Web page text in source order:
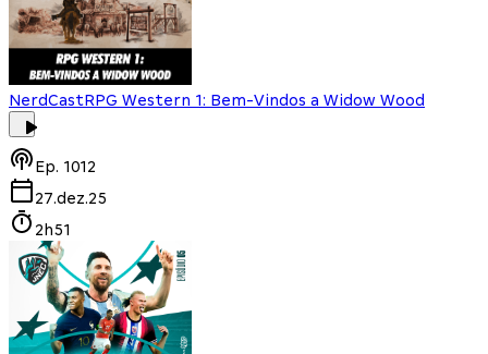
NerdCastRPG Western 1: Bem-Vindos a Widow Wood
Ep. 1012
27.dez.25
2h51